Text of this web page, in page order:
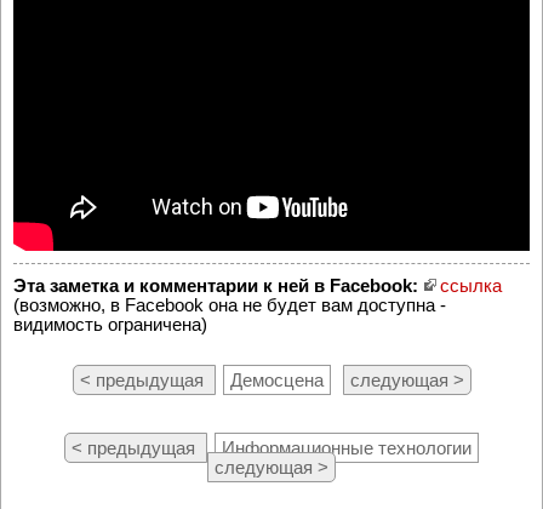
Эта заметка и комментарии к ней в Facebook:
ссылка
(возможно, в Facebook она не будет вам доступна -
видимость ограничена)
< предыдущая Демосцена следующая >
< предыдущая
Информационные технологии
следующая >